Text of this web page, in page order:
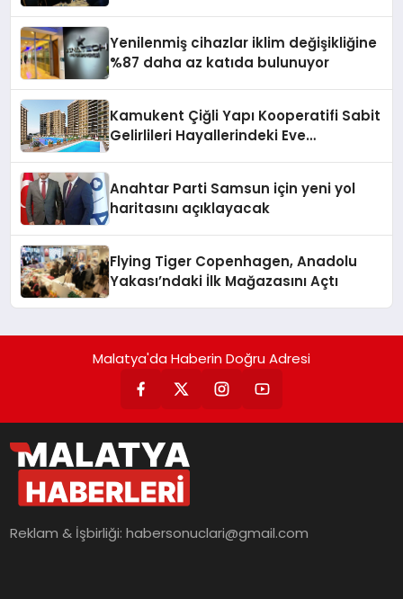
Yenilenmiş cihazlar iklim değişikliğine
%87 daha az katıda bulunuyor
Kamukent Çiğli Yapı Kooperatifi Sabit
Gelirlileri Hayallerindeki Eve
Anahtar Parti Samsun için yeni yol
haritasını açıklayacak
Flying Tiger Copenhagen, Anadolu
Yakası’ndaki İlk Mağazasını Açtı
Malatya'da Haberin Doğru Adresi
Reklam & İşbirliği:habersonuclari@gmail.com